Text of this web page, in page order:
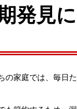
発見に
の家庭では、毎日た